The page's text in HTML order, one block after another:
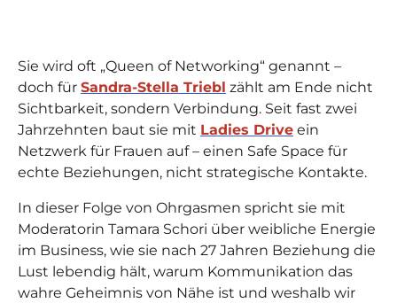
Sie wird oft „Queen of Networking“ genannt –
doch für Sandra-Stella Triebl zählt am Ende nicht
Sichtbarkeit, sondern Verbindung. Seit fast zwei
Jahrzehnten baut sie mit Ladies Drive ein
Netzwerk für Frauen auf – einen Safe Space für
echte Beziehungen, nicht strategische Kontakte.
In dieser Folge von Ohrgasmen spricht sie mit
Moderatorin Tamara Schori über weibliche Energie
im Business, wie sie nach 27 Jahren Beziehung die
Lust lebendig hält, warum Kommunikation das
wahre Geheimnis von Nähe ist und weshalb wir